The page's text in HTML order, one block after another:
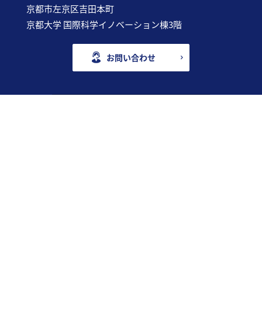
京都市左京区吉田本町
京都大学 国際科学イノベーション棟3階
お問い合わせ